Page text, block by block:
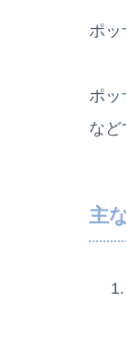
ポッ
ポッ
など
主